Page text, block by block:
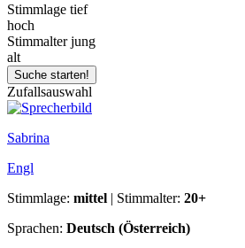
Stimmlage tief
hoch
Stimmalter jung
alt
Zufallsauswahl
Sabrina
Engl
Stimmlage: mittel | Stimmalter: 20+
Sprachen: Deutsch (Österreich)